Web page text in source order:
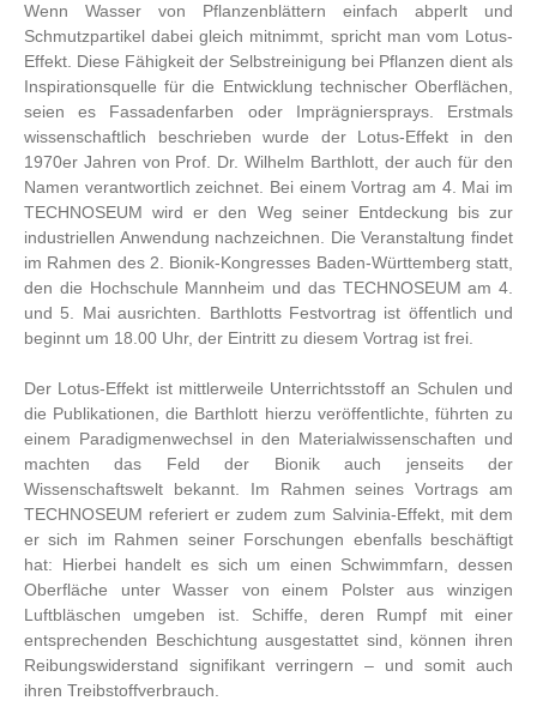
Wenn Wasser von Pflanzenblättern einfach abperlt und
Schmutzpartikel dabei gleich mitnimmt, spricht man vom Lotus-
Effekt. Diese Fähigkeit der Selbstreinigung bei Pflanzen dient als
Inspirationsquelle für die Entwicklung technischer Oberflächen,
seien es Fassadenfarben oder Imprägniersprays. Erstmals
wissenschaftlich beschrieben wurde der Lotus-Effekt in den
1970er Jahren von Prof. Dr. Wilhelm Barthlott, der auch für den
Namen verantwortlich zeichnet. Bei einem Vortrag am 4. Mai im
TECHNOSEUM wird er den Weg seiner Entdeckung bis zur
industriellen Anwendung nachzeichnen. Die Veranstaltung findet
im Rahmen des 2. Bionik-Kongresses Baden-Württemberg statt,
den die Hochschule Mannheim und das TECHNOSEUM am 4.
und 5. Mai ausrichten. Barthlotts Festvortrag ist öffentlich und
beginnt um 18.00 Uhr, der Eintritt zu diesem Vortrag ist frei.
Der Lotus-Effekt ist mittlerweile Unterrichtsstoff an Schulen und
die Publikationen, die Barthlott hierzu veröffentlichte, führten zu
einem Paradigmenwechsel in den Materialwissenschaften und
machten das Feld der Bionik auch jenseits der
Wissenschaftswelt bekannt. Im Rahmen seines Vortrags am
TECHNOSEUM referiert er zudem zum Salvinia-Effekt, mit dem
er sich im Rahmen seiner Forschungen ebenfalls beschäftigt
hat: Hierbei handelt es sich um einen Schwimmfarn, dessen
Oberfläche unter Wasser von einem Polster aus winzigen
Luftbläschen umgeben ist. Schiffe, deren Rumpf mit einer
entsprechenden Beschichtung ausgestattet sind, können ihren
Reibungswiderstand signifikant verringern – und somit auch
ihren Treibstoffverbrauch.